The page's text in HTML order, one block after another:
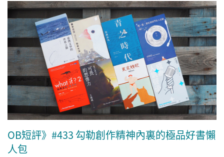
OB短評》#433 勾勒創作精神內裏的極品好書懶
人包